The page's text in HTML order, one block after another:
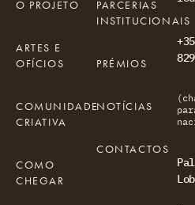
829
O PROJETO
ARTES E
OFÍCIOS
COMUNIDADE
CRIATIVA
COMO
CHEGAR
PARCERIAS
INSTITUCIONAIS
PRÉMIOS
NOTÍCIAS
CONTACTOS